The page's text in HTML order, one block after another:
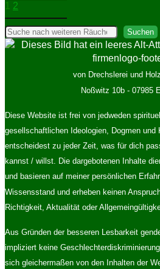
Teil"
Seitennummerierung
der
Beiträge
1 2
Suchen Suchen
von Drechslerei und
Noßwitz 10b - 07985
Diese Website ist frei von jedweden
gesellschaftlichen Ideologien, Dogmen und
entscheidest zu jeder Zeit, was für dich
kannst / willst. Die dargebotenen Inhalte
und basieren auf meiner persönlichen
Wissensstand und erheben keinen
Richtigkeit, Aktualität oder
Aus Gründen der besseren Lesbarkeit
impliziert keine
sich gleichermaßen von den Inhalten der